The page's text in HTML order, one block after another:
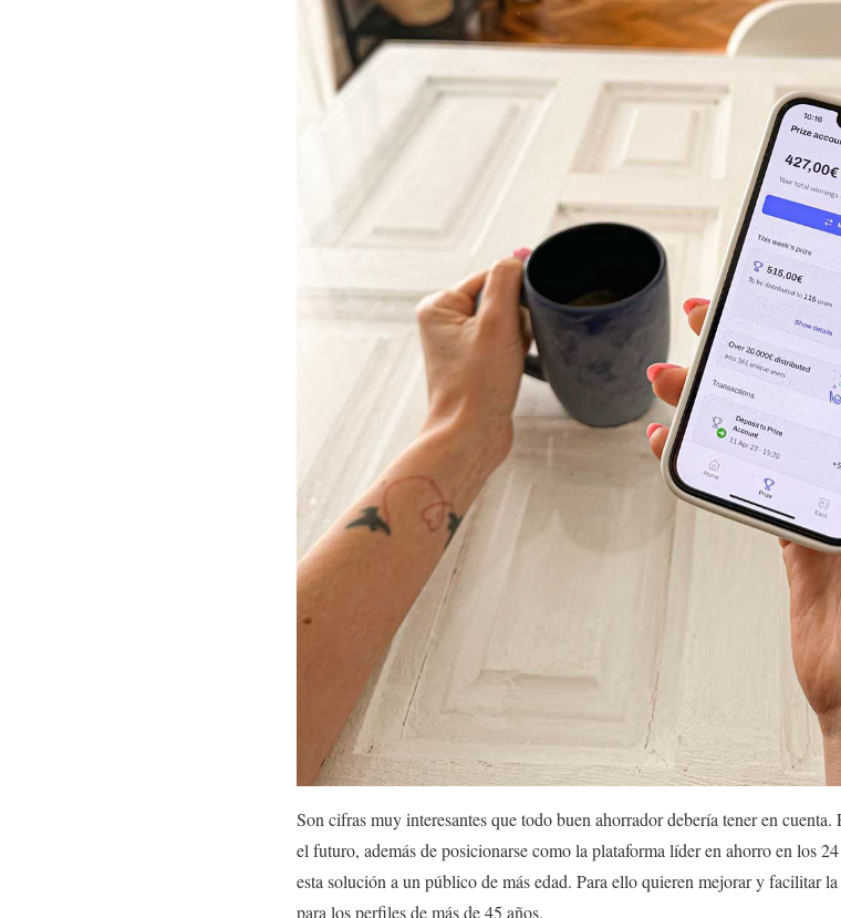
Son cifras muy interesantes que todo buen ahorrador debería tener en
el futuro, además de posicionarse como la plataforma líder en ahorro en los
esta solución a un público de más edad. Para ello quieren mejorar y facilitar
para los perfiles de más de 45 años.